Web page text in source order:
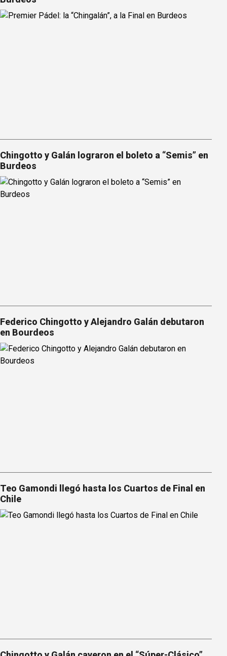
Chingotto y Galán lograron el boleto a “Semis” en
Burdeos
Federico Chingotto y Alejandro Galán debutaron
en Bourdeos
Teo Gamondi llegó hasta los Cuartos de Final en
Chile